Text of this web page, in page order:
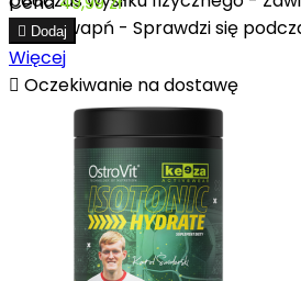
chlor i wapń - Sprawdzi się
 Dodaj
Więcej
 Oczekiwanie na dostawę